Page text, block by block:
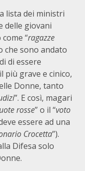
lista dei ministri
delle giovani
“ragazze
che sono andato
di essere
più grave e cinico,
Donne, tanto
”. E così, magari
rosse” o il “voto
essere ad una
Crocetta”).
Difesa solo